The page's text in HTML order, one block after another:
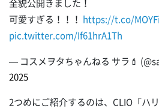
全貌公開きました！
可愛すぎる！！！ https://t.co/
pic.twitter.com/If61hrA1Th
— コスメヲタちゃんねる サラ💄
2025
2つめにご紹介するのは、CLIO「ハ